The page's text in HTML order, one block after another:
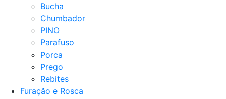
Bucha
Chumbador
PINO
Parafuso
Porca
Prego
Rebites
Furação e Rosca